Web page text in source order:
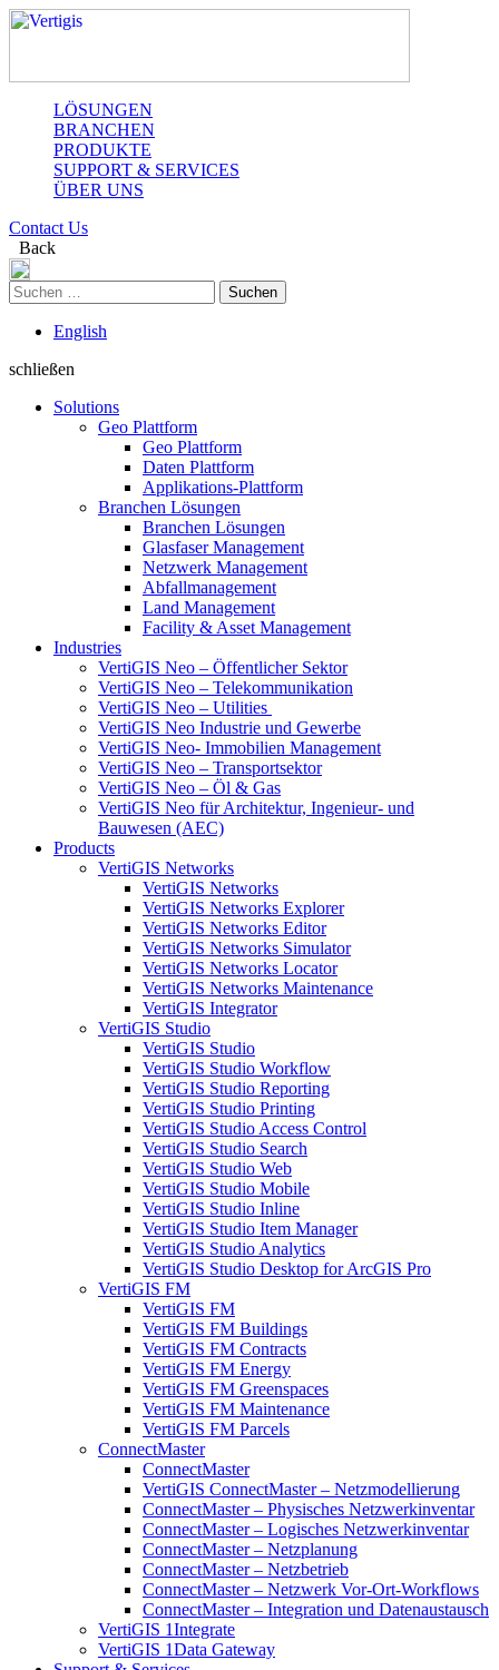
LÖSUNGEN
BRANCHEN
PRODUKTE
SUPPORT & SERVICES
ÜBER UNS
Contact Us
Back
Suchen
nach:
English
schließen
Solutions
Geo Plattform
Geo Plattform
Daten Plattform
Applikations-Plattform
Branchen Lösungen
Branchen Lösungen
Glasfaser Management
Netzwerk Management
Abfallmanagement
Land Management
Facility & Asset Management
Industries
VertiGIS Neo – Öffentlicher Sektor
VertiGIS Neo – Telekommunikation
VertiGIS Neo – Utilities
VertiGIS Neo Industrie und Gewerbe
VertiGIS Neo- Immobilien Management
VertiGIS Neo – Transportsektor
VertiGIS Neo – Öl & Gas
VertiGIS Neo für Architektur, Ingenieur- und
Bauwesen (AEC)
Products
VertiGIS Networks
VertiGIS Networks
VertiGIS Networks Explorer
VertiGIS Networks Editor
VertiGIS Networks Simulator
VertiGIS Networks Locator
VertiGIS Networks Maintenance
VertiGIS Integrator
VertiGIS Studio
VertiGIS Studio
VertiGIS Studio Workflow
VertiGIS Studio Reporting
VertiGIS Studio Printing
VertiGIS Studio Access Control
VertiGIS Studio Search
VertiGIS Studio Web
VertiGIS Studio Mobile
VertiGIS Studio Inline
VertiGIS Studio Item Manager
VertiGIS Studio Analytics
VertiGIS Studio Desktop for ArcGIS Pro
VertiGIS FM
VertiGIS FM
VertiGIS FM Buildings
VertiGIS FM Contracts
VertiGIS FM Energy
VertiGIS FM Greenspaces
VertiGIS FM Maintenance
VertiGIS FM Parcels
ConnectMaster
ConnectMaster
VertiGIS ConnectMaster – Netzmodellierung
ConnectMaster – Physisches Netzwerkinventar
ConnectMaster – Logisches Netzwerkinventar
ConnectMaster – Netzplanung
ConnectMaster – Netzbetrieb
ConnectMaster – Netzwerk Vor-Ort-Workflows
ConnectMaster – Integration und Datenaustausch
VertiGIS 1Integrate
VertiGIS 1Data Gateway